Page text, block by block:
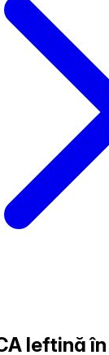
Ieftină în